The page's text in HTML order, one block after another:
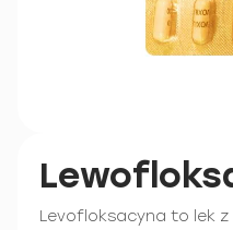
Levofloksacyna to lek